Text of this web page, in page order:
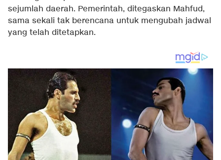
sejumlah daerah. Pemerintah, ditegaskan Mahfud,
sama sekali tak berencana untuk mengubah jadwal
yang telah ditetapkan.